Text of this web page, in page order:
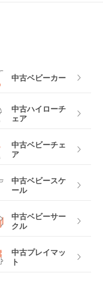
中古ベビーカー
中古ハイローチ
ェア
中古ベビーチェ
ア
中古ベビースケ
ール
中古ベビーサー
クル
中古プレイマッ
ト